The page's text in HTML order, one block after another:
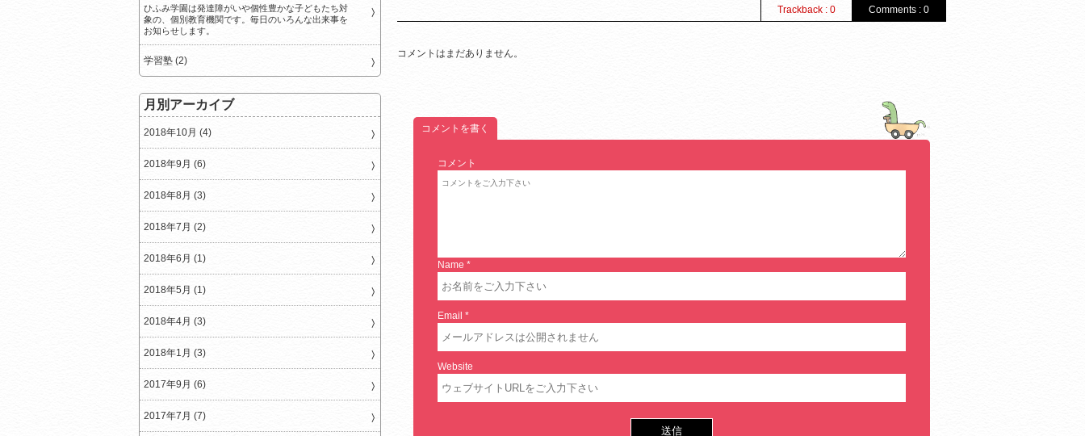
Comments : 0
Trackback : 0
コメントはまだありません。
コメントを書く
コメント
Name *
Email *
Website
ひふみ学園は発達障がいや個性豊かな子どもたち対
象の、個別教育機関です。毎日のいろんな出来事を
お知らせします。
学習塾 (2)
月別アーカイブ
2018年10月 (4)
2018年9月 (6)
2018年8月 (3)
2018年7月 (2)
2018年6月 (1)
2018年5月 (1)
2018年4月 (3)
2018年1月 (3)
2017年9月 (6)
2017年7月 (7)